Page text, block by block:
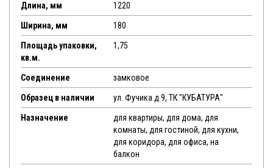
Длина, мм 1220
Ширина, мм 180
Площадь упаковки,
кв.м.
1,75
Соединение замковое
Образец в наличии ул. Фучика д.9, ТК "КУБАТУРА"
Назначение
для квартиры, для дома, для
комнаты, для гостиной, для кухни,
для коридора, для офиса, на
балкон